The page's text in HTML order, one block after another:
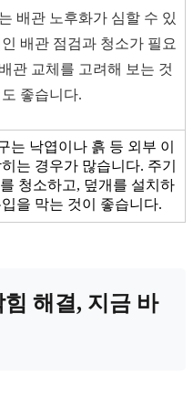
배관 노후화가 심할 수 있
배관 점검과 청소가 필요
관 교체를 고려해 보는 것
도 좋습니다.
는 낙엽이나 흙 등 외부 이
는 경우가 많습니다. 주기
청소하고, 덮개를 설치하
을 막는 것이 좋습니다.
해결, 지금 바